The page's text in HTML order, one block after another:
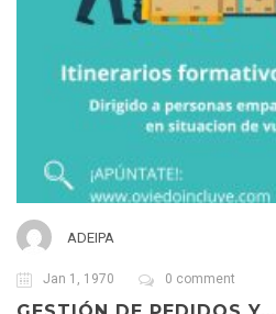
ADEIPA
Jan 1, 1970 0 comment